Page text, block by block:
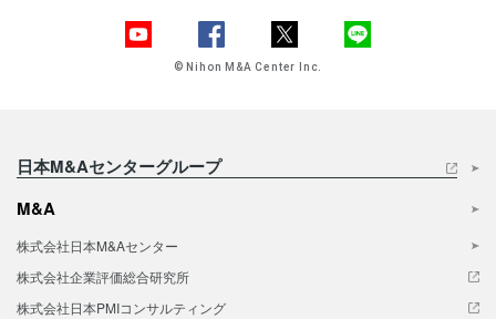
© Nihon M&A Center Inc.
日本M&Aセンターグループ
M&A
株式会社日本M&Aセンター
株式会社企業評価総合研究所
株式会社日本PMIコンサルティング